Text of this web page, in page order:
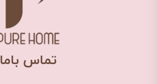
​تماس باما